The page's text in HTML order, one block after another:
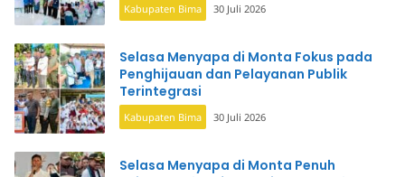
Kabupaten Bima 30 Juli 2026
Selasa Menyapa di Monta Fokus pada
Penghijauan dan Pelayanan Publik
Terintegrasi
Kabupaten Bima 30 Juli 2026
Selasa Menyapa di Monta Penuh